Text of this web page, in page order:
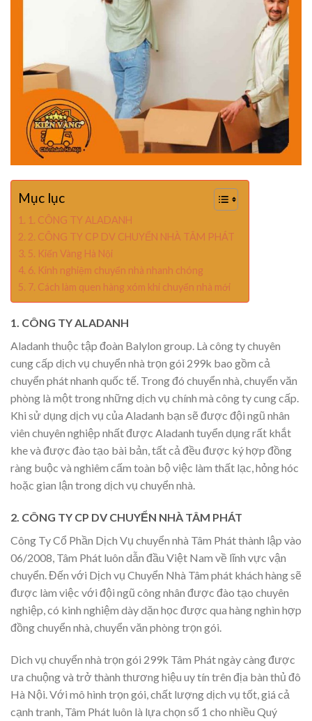
Mục lục
1. CÔNG TY ALADANH
2. CÔNG TY CP DV CHUYỂN NHÀ TÂM PHÁT
5. Kiến Vàng Hà Nội
6. Kinh nghiệm chuyển nhà nhanh chóng
7. Cách làm quen hàng xóm khi chuyển nhà mới
1. CÔNG TY ALADANH
Aladanh thuộc tập đoàn Balylon group. Là công ty chuyên
cung cấp dịch vụ chuyển nhà trọn gói 299k bao gồm cả
chuyển phát nhanh quốc tế. Trong đó chuyển nhà, chuyển văn
phòng là một trong những dịch vụ chính mà công ty cung cấp.
Khi sử dụng dịch vụ của Aladanh bạn sẽ được đội ngũ nhân
viên chuyên nghiệp nhất được Aladanh tuyển dụng rất khắt
khe và được đào tạo bài bản, tất cả đều được ký hợp đồng
ràng buộc và nghiêm cấm toàn bộ việc làm thất lạc, hỏng hóc
hoặc gian lận trong dịch vụ chuyển nhà.
2. CÔNG TY CP DV CHUYỂN NHÀ TÂM PHÁT
Công Ty Cổ Phần Dịch Vụ chuyển nhà Tâm Phát thành lập vào
06/2008, Tâm Phát luôn dẫn đầu Việt Nam về lĩnh vực vận
chuyển. Đến với Dịch vụ Chuyển Nhà Tâm phát khách hàng sẽ
được làm việc với đội ngũ công nhân được đào tạo chuyên
nghiệp, có kinh nghiệm dày dặn học được qua hàng nghìn hợp
đồng chuyển nhà, chuyển văn phòng trọn gói.
Dich vụ chuyển nhà trọn gói 299k Tâm Phát ngày càng được
ưa chuộng và trở thành thương hiệu uy tín trên địa bàn thủ đô
Hà Nội. Với mô hình trọn gói, chất lượng dịch vụ tốt, giá cả
cạnh tranh, Tâm Phát luôn là lựa chọn số 1 cho nhiều Quý